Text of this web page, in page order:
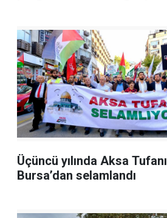
Üçüncü yılında Aksa Tufanı
Bursa’dan selamlandı